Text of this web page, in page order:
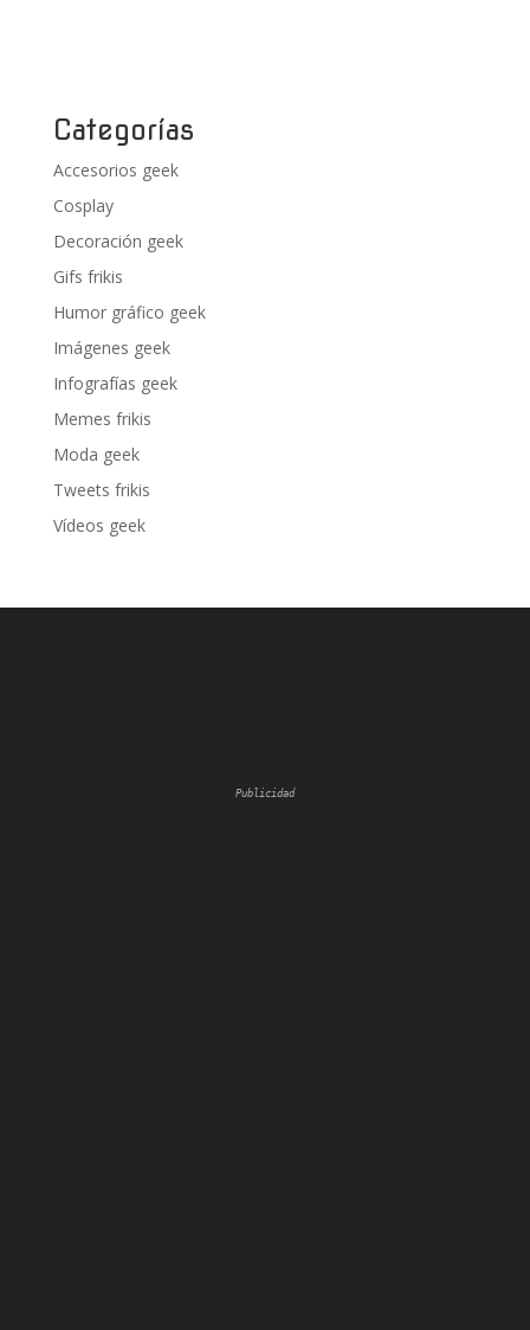
Categorías
Accesorios geek
Cosplay
Decoración geek
Gifs frikis
Humor gráfico geek
Imágenes geek
Infografías geek
Memes frikis
Moda geek
Tweets frikis
Vídeos geek
Publicidad